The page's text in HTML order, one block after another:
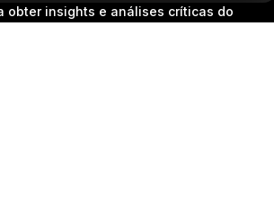
obter insights e análises críticas do